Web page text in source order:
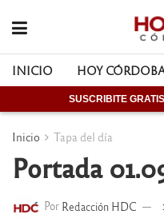
INICIO HOY
SUSCRIBITE
Inicio Tapa del día
Portada
Por Redacción HDC